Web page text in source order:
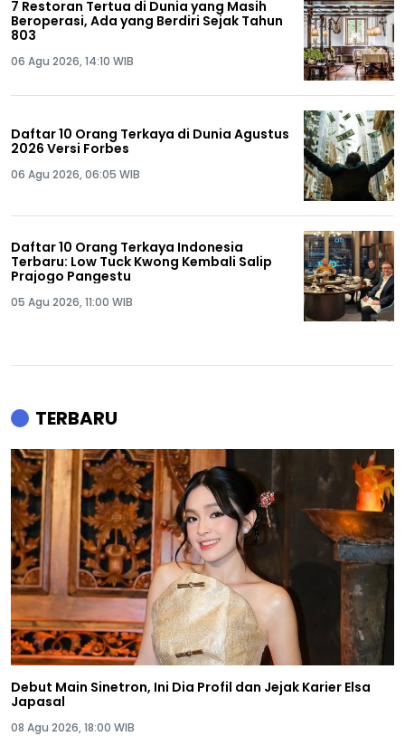
7 Restoran Tertua di Dunia yang Masih
Beroperasi, Ada yang Berdiri Sejak Tahun
803
06 Agu 2026, 14:10 WIB
Daftar 10 Orang Terkaya di Dunia Agustus
2026 Versi Forbes
06 Agu 2026, 06:05 WIB
Daftar 10 Orang Terkaya Indonesia
Terbaru: Low Tuck Kwong Kembali Salip
Prajogo Pangestu
05 Agu 2026, 11:00 WIB
TERBARU
Debut Main Sinetron, Ini Dia Profil dan Jejak Karier Elsa
Japasal
08 Agu 2026, 18:00 WIB